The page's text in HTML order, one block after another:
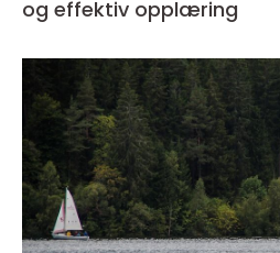
og effektiv opplæring